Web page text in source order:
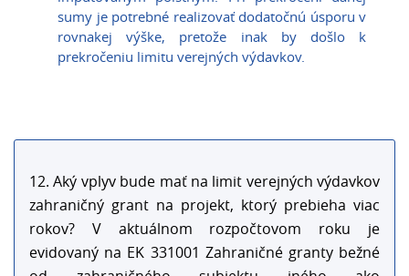
sumy je potrebné realizovať dodatočnú úsporu v
rovnakej výške, pretože inak by došlo k
prekročeniu limitu verejných výdavkov.
12. Aký vplyv bude mať na limit verejných výdavkov
zahraničný grant na projekt, ktorý prebieha viac
rokov? V aktuálnom rozpočtovom roku je
evidovaný na EK 331001 Zahraničné granty bežné